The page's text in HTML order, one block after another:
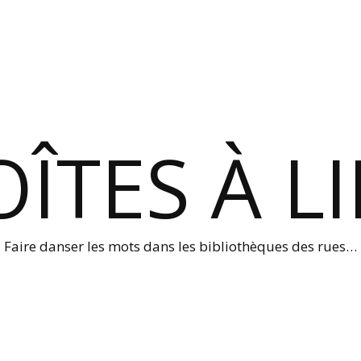
À
Faire danser les mots dans les bibliothèques des rues…